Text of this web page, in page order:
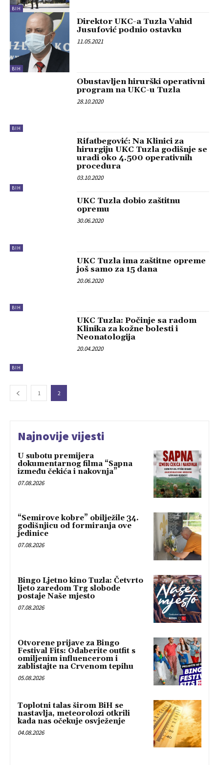
BIH
BIH
Direktor UKC-a Tuzla Vahid
Jusufović podnio ostavku
11.05.2021
BIH
Obustavljen hirurški operativni
program na UKC-u Tuzla
28.10.2020
BIH
Rifatbegović: Na Klinici za
hirurgiju UKC Tuzla godišnje se
uradi oko 4.500 operativnih
procedura
03.10.2020
BIH
UKC Tuzla dobio zaštitnu
opremu
30.06.2020
BIH
UKC Tuzla ima zaštitne opreme
još samo za 15 dana
20.06.2020
BIH
UKC Tuzla: Počinje sa radom
Klinika za kožne bolesti i
Neonatologija
20.04.2020
1 2
Najnovije vijesti
U subotu premijera
dokumentarnog filma “Sapna
između čekića i nakovnja”
07.08.2026
“Semirove kobre” obilježile 34.
godišnjicu od formiranja ove
jedinice
07.08.2026
Bingo Ljetno kino Tuzla: Četvrto
ljeto zaredom Trg slobode
postaje Naše mjesto
07.08.2026
Otvorene prijave za Bingo
Festival Fits: Odaberite outfit s
omiljenim influencerom i
zablistajte na Crvenom tepihu
05.08.2026
Toplotni talas širom BiH se
nastavlja, meteorolozi otkrili
kada nas očekuje osvježenje
04.08.2026